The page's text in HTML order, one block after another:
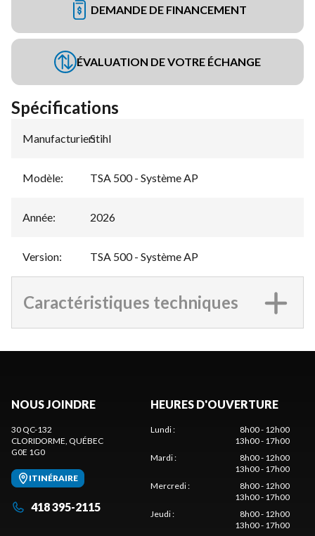
DEMANDE DE FINANCEMENT
ÉVALUATION DE VOTRE ÉCHANGE
Spécifications
Manufacturier:
Stihl
Modèle: TSA 500 - Système AP
Année: 2026
Version: TSA 500 - Système AP
Caractéristiques techniques
NOUS JOINDRE
30 QC-132
CLORIDORME, QUÉBEC
G0E 1G0
ITINÉRAIRE
418 395-2115
HEURES D'OUVERTURE
Lundi:
8h00 - 12h00
13h00 - 17h00
Mardi:
8h00 - 12h00
13h00 - 17h00
Mercredi:
8h00 - 12h00
13h00 - 17h00
Jeudi:
8h00 - 12h00
13h00 - 17h00